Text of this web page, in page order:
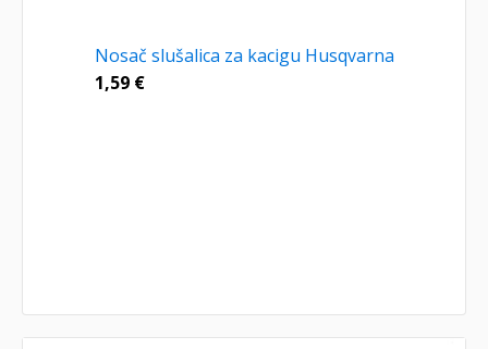
Nosač slušalica za kacigu Husqvarna
1,59 €